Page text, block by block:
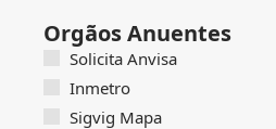
Orgãos Anuentes
Solicita Anvisa
Inmetro
Sigvig Mapa